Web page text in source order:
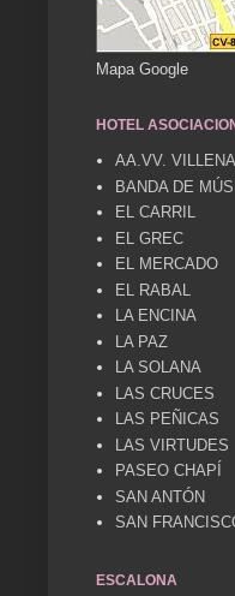
Mapa Google
HOTEL
AA.VV. VILLENA
BANDA DE
EL CARRIL
EL GREC
EL MERCADO
EL RABAL
LA ENCINA
LA PAZ
LA SOLANA
LAS CRUCES
LAS PEÑICAS
LAS VIRTUDES
PASEO CHAPÍ
SAN ANTÓN
SAN
ESCALONA